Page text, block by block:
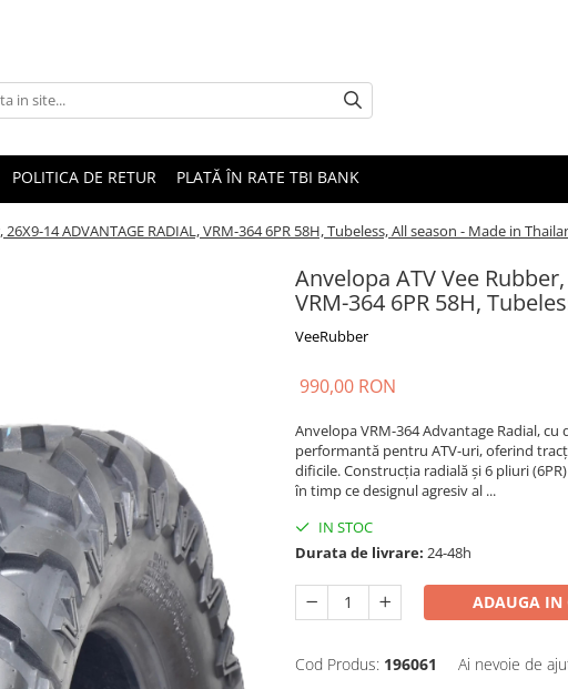
POLITICA DE RETUR PLATĂ ÎN RATE TBI BANK
14 ADVANTAGE RADIAL, VRM-364 6PR 58H, Tubeless, All season - Made in
Anvelopa ATV Vee
VRM-364 6PR 58H,
VeeRubber
990,00 RON
Anvelopa VRM-364 Advantage Radial,
performantă pentru ATV-uri, oferind
dificile. Construcția radială și 6 pliuri
în timp ce designul agresiv al ...
IN STOC
Durata de livrare: 24-48h
ADAUGA IN
Cod Produs: 196061 Ai nevoie de